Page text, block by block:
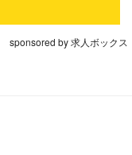
sponsored by 求人ボックス